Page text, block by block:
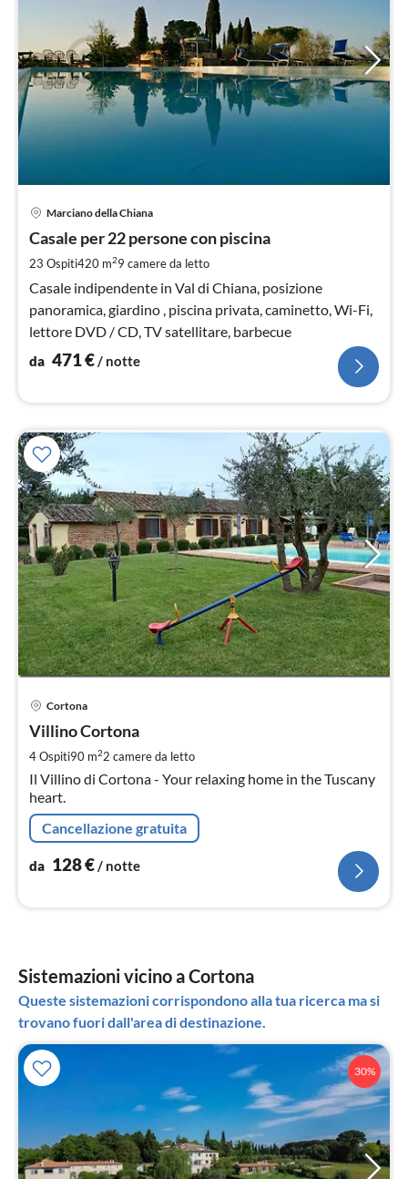
Marciano della Chiana
Casale per 22 persone con piscina
23 Ospiti420 m29 camere da letto
Casale indipendente in Val di Chiana, posizione
panoramica, giardino , piscina privata, caminetto, Wi-Fi,
lettore DVD / CD, TV satellitare, barbecue
da 471€/ notte
Cortona
Villino Cortona
4 Ospiti90 m22 camere da letto
Il Villino di Cortona - Your relaxing home in the Tuscany
heart.
Cancellazione gratuita
da 128€/ notte
Sistemazioni vicino a Cortona
Queste sistemazioni corrispondono alla tua ricerca ma si
trovano fuori dall'area di destinazione.
30%